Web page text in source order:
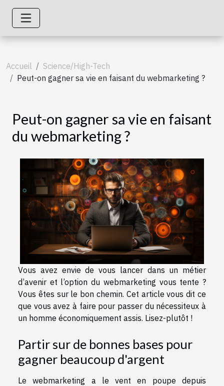
Accueil
Science/High-Tech
Peut-on gagner sa vie en faisant du webmarketing ?
Peut-on gagner sa vie en faisant
du webmarketing ?
Vous avez envie de vous lancer dans un métier
d’avenir et l’option du webmarketing vous tente ?
Vous êtes sur le bon chemin. Cet article vous dit ce
que vous avez à faire pour passer du nécessiteux à
un homme économiquement assis. Lisez-plutôt !
Partir sur de bonnes bases pour
gagner beaucoup d'argent
Le webmarketing a le vent en poupe depuis